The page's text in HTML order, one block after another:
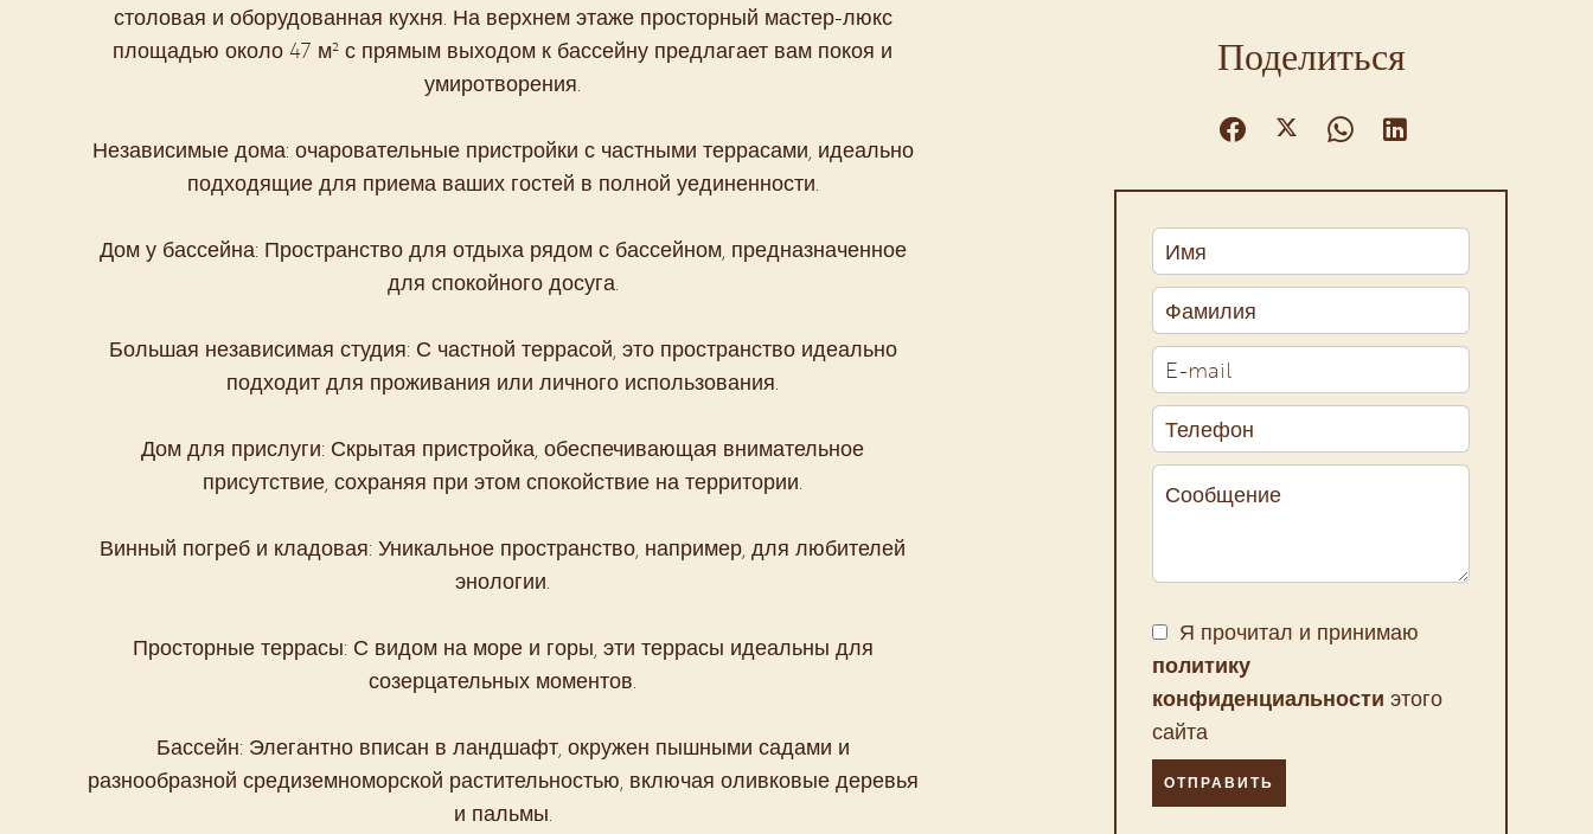
столовая и оборудованная кухня. На верхнем этаже просторный мастер-люкс
площадью около 47 м² с прямым выходом к бассейну предлагает вам покоя и
умиротворения.
Независимые дома: очаровательные пристройки с частными террасами, идеально
подходящие для приема ваших гостей в полной уединенности.
Дом у бассейна: Пространство для отдыха рядом с бассейном, предназначенное
для спокойного досуга.
Большая независимая студия: С частной террасой, это пространство идеально
подходит для проживания или личного использования.
Дом для прислуги: Скрытая пристройка, обеспечивающая внимательное
присутствие, сохраняя при этом спокойствие на территории.
Винный погреб и кладовая: Уникальное пространство, например, для любителей
энологии.
Просторные террасы: С видом на море и горы, эти террасы идеальны для
созерцательных моментов.
Бассейн: Элегантно вписан в ландшафт, окружен пышными садами и
разнообразной средиземноморской растительностью, включая оливковые деревья
и пальмы.
Поделиться
Я прочитал и принимаю
политику
конфиденциальности этого
сайта
ОТПРАВИТЬ